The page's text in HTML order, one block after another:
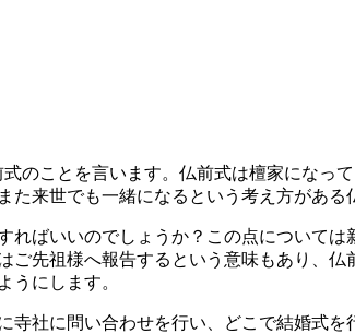
のことを言います。仏前式は檀家にな
来世でも一緒になるという考え方がある
ればいいのでしょうか？この点について
ご先祖様へ報告するという意味もあり、
うにします。
寺社に問い合わせを行い、どこで結婚式